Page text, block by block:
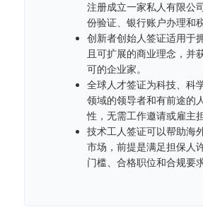
注册成立一家私人有限公
份验证、银行账户办理和
创新者创始人签证适用于
且可扩展的商业理念，并
可的企业家。
全球人才签证为科技、科
领域的领导者和有前途的
性，无需工作邀请或雇主担
技术工人签证可以帮助海
市场，前提是满足担保人
门槛、合格职位和合规要求